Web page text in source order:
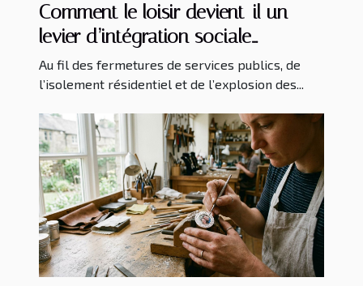
Comment le loisir devient-il un
levier d’intégration sociale
inattendu ?
Au fil des fermetures de services publics, de
l’isolement résidentiel et de l’explosion des...